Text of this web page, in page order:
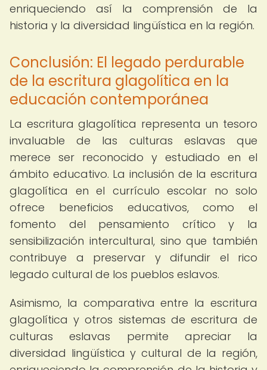
enriqueciendo así la comprensión de la
historia y la diversidad lingüística en la región.
Conclusión: El legado perdurable
de la escritura glagolítica en la
educación contemporánea
La escritura glagolítica representa un tesoro
invaluable de las culturas eslavas que
merece ser reconocido y estudiado en el
ámbito educativo. La inclusión de la escritura
glagolítica en el currículo escolar no solo
ofrece beneficios educativos, como el
fomento del pensamiento crítico y la
sensibilización intercultural, sino que también
contribuye a preservar y difundir el rico
legado cultural de los pueblos eslavos.
Asimismo, la comparativa entre la escritura
glagolítica y otros sistemas de escritura de
culturas eslavas permite apreciar la
diversidad lingüística y cultural de la región,